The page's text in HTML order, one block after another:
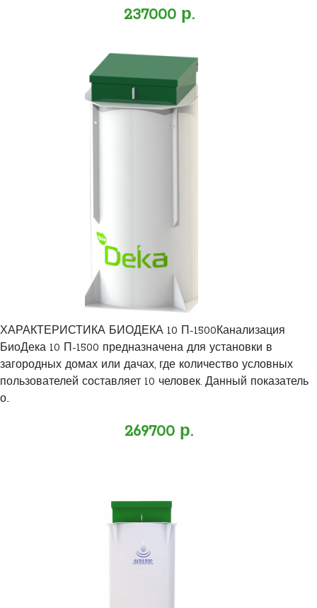
237000 р.
ХАРАКТЕРИСТИКА БИОДЕКА 10 П-1500Канализация
БиоДека 10 П-1500 предназначена для установки в
загородных домах или дачах, где количество условных
пользователей составляет 10 человек. Данный показатель
о..
269700 р.